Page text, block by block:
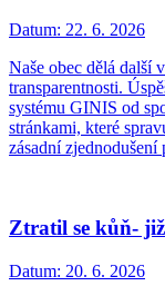
Datum: 22. 6. 2026
Naše obec dělá další
transparentnosti.
systému GINIS od
stránkami, které
zásadní
Ztratil se kůň-
Datum: 20. 6. 2026